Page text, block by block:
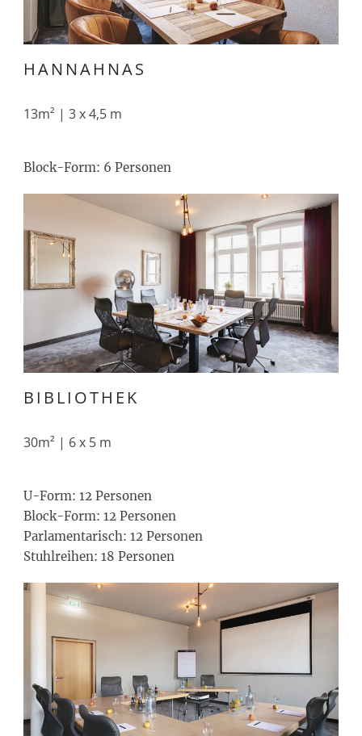
HANNAHNAS
13m² | 3 x 4,5 m
Block-Form: 6 Personen
BIBLIOTHEK
30m² | 6 x 5 m
U-Form: 12 Personen
Block-Form: 12 Personen
Parlamentarisch: 12 Personen
Stuhlreihen: 18 Personen